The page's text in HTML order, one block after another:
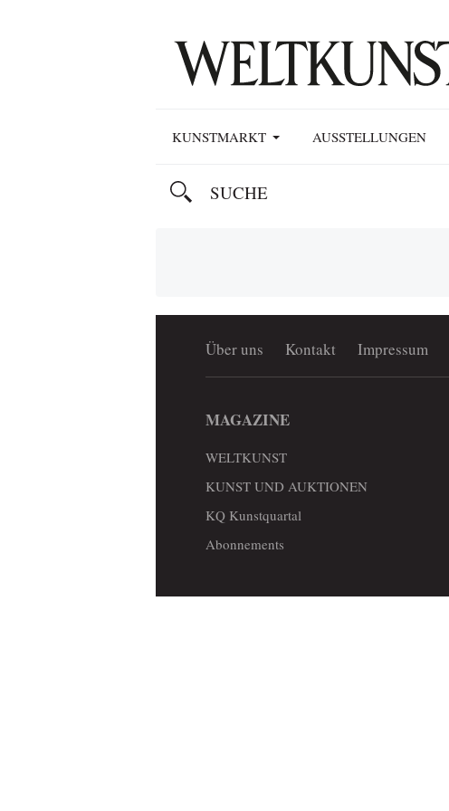
KUNSTMARKT AUSSTELLUNGEN
Über uns Kontakt Impressum
MAGAZINE
WELTKUNST
KUNST UND AUKTIONEN
KQ Kunstquartal
Abonnements